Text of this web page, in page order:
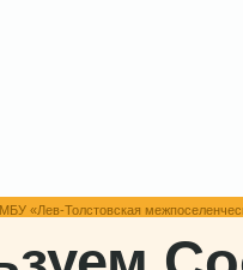
МБУ «Лев-Толстовская